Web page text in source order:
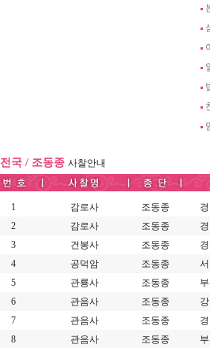
전국 / 조동종 사찰안내
1 감로사 조동종
2
감로사 조동종
3
건봉사 조동종
4
공덕암 조동종
5
관룡사 조동종
6
관음사 조동종
7
관음사 조동종
8
관음사 조동종